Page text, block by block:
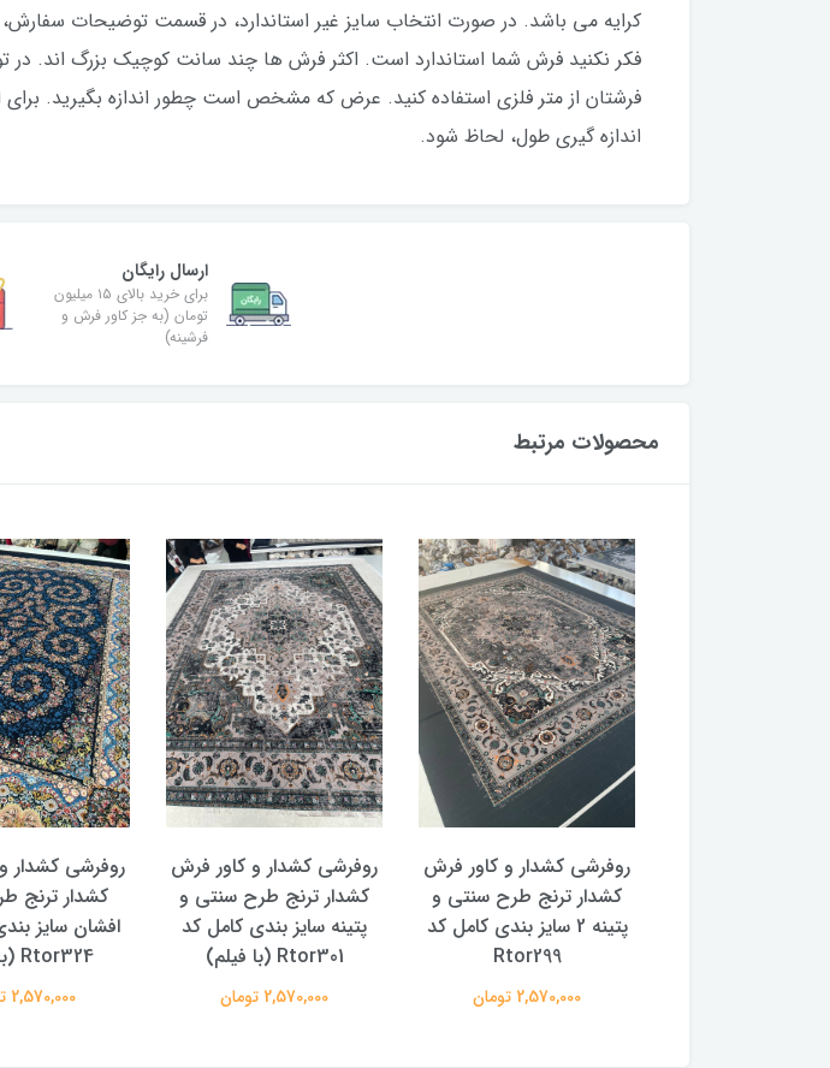
کرایه می باشد. در صورت انتخاب سایز غیر استاندارد، در قسمت توضیحات سفارش،
فکر نکنید فرش شما استاندارد است. اکثر فرش ها چند سانت کوچیک بزرگ اند.
فرشتان از متر فلزی استفاده کنید‌. عرض که مشخص است چطور اندازه بگیرید.
اندازه گیری طول، لحاظ شود.
ارسال رایگان
برای خرید بالای ۱۵ میلیون
تومان (به جز کاور فرش و
فرشینه)
محصولات مرتبط
روفرشی کشدار و کاور فرش
کشدار ترنج طرح سنتی و
پتینه 2 سایز بندی کامل کد
روفرشی کشدار و کاور فرش
کشدار ترنج طرح سنتی و
پتینه سایز بندی کامل کد
روفرشی کشدار و کاور فرش
کشدار ترنج طرح سرمه
افشان سایز بندی کامل کد